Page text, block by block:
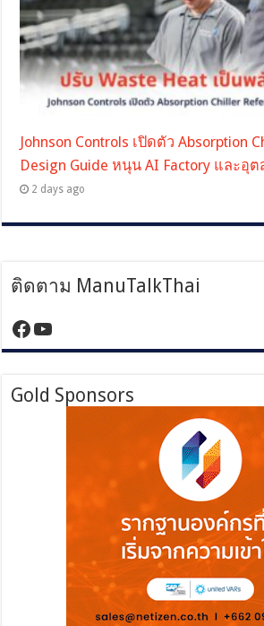
Johnson Controls เปิดตัว Absorption
Design Guide หนุน AI Factory และอุ
2 days ago
ติดตาม ManuTalkThai
https://
YouTube
Gold Sponsors